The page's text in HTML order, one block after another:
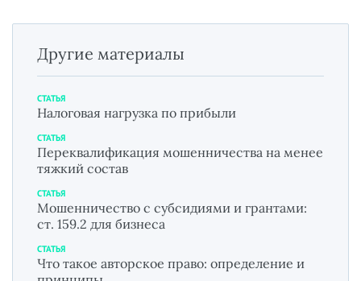
Другие материалы
СТАТЬЯ
Налоговая нагрузка по прибыли
СТАТЬЯ
Переквалификация мошенничества на менее
тяжкий состав
СТАТЬЯ
Мошенничество с субсидиями и грантами:
ст. 159.2 для бизнеса
СТАТЬЯ
Что такое авторское право: определение и